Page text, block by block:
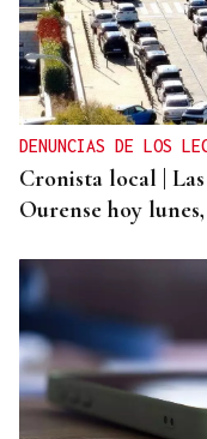
DENUNCIAS DE LOS
Cronista local |
Ourense hoy